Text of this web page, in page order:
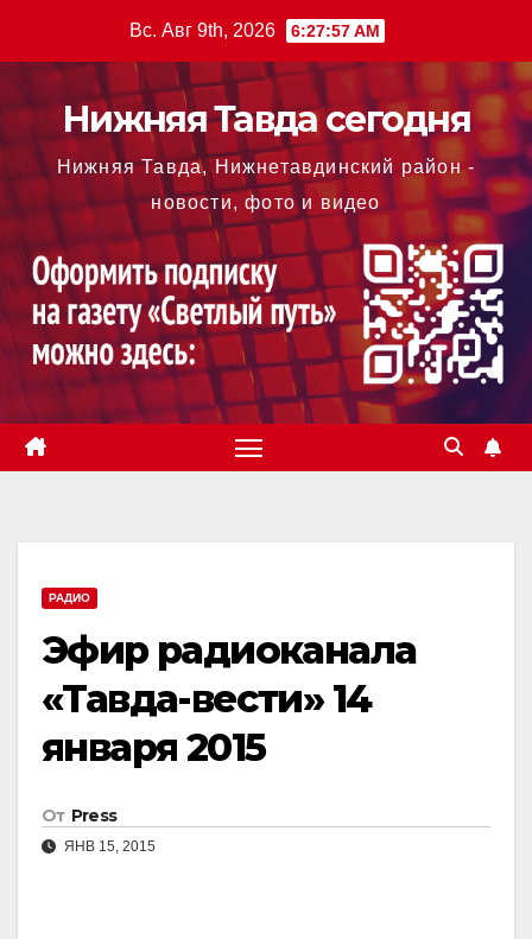
содержимому
Вс. Авг 9th, 2026 6:27:58 AM
Нижняя Тавда сегодня
Нижняя Тавда, Нижнетавдинский район -
новости, фото и видео
РАДИО
Эфир радиоканала
«Тавда-вести» 14
января 2015
От Press
ЯНВ 15, 2015